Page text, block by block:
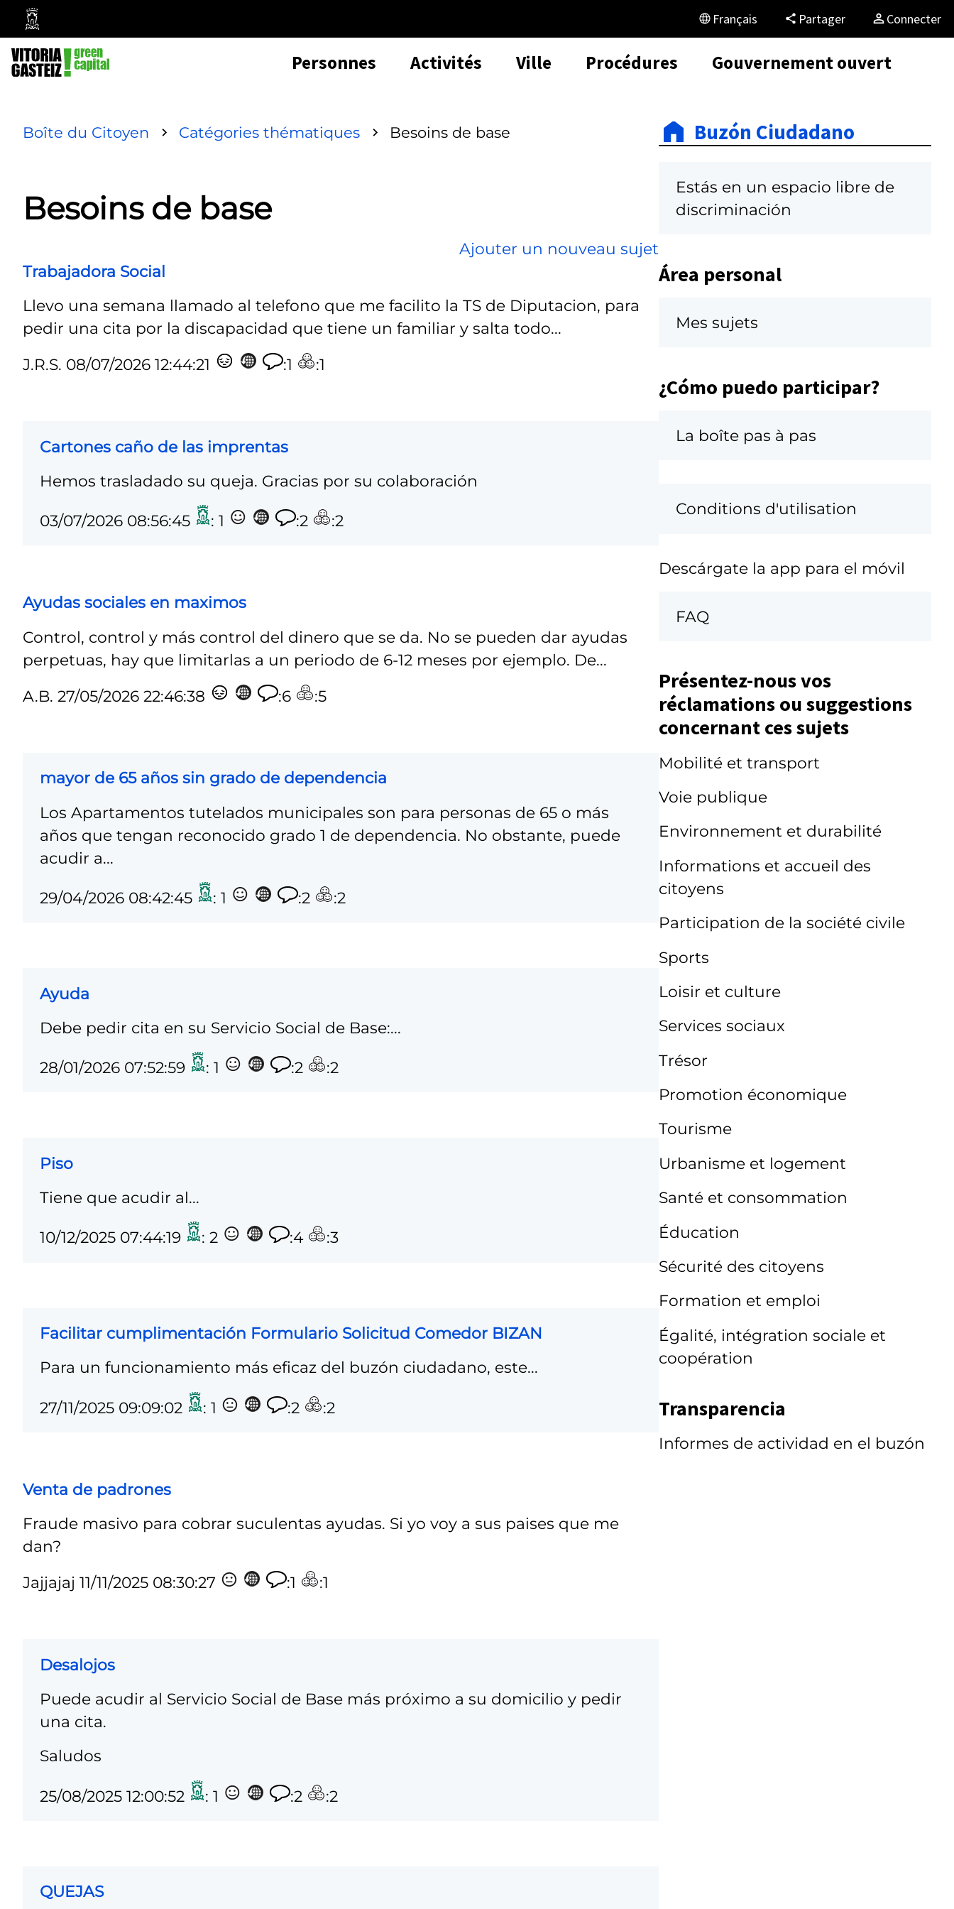
Mairie
de
Vitoria-
Gasteiz
Français Partager Connecter
Personnes Activités Ville Procédures Gouvernement ouvert
Boîte du Citoyen Catégories thématiques Besoins de base
Besoins de base
Ajouter un nouveau sujet
Trabajadora Social
Llevo una semana llamado al telefono que me facilito la TS de Diputacion, para
pedir una cita por la discapacidad que tiene un familiar y salta todo...
J.R.S. 08/07/2026 12:44:21 :1 :1
Cartones caño de las imprentas
Hemos trasladado su queja. Gracias por su colaboración
03/07/2026 08:56:45 : 1 :2 :2
Ayudas sociales en maximos
Control, control y más control del dinero que se da. No se pueden dar ayudas
perpetuas, hay que limitarlas a un periodo de 6-12 meses por ejemplo. De...
A.B. 27/05/2026 22:46:38 :6 :5
mayor de 65 años sin grado de dependencia
Los Apartamentos tutelados municipales son para personas de 65 o más
años que tengan reconocido grado 1 de dependencia. No obstante, puede
acudir a...
29/04/2026 08:42:45 : 1 :2 :2
Ayuda
Debe pedir cita en su Servicio Social de Base:...
28/01/2026 07:52:59 : 1 :2 :2
Piso
Tiene que acudir al...
10/12/2025 07:44:19 : 2 :4 :3
Facilitar cumplimentación Formulario Solicitud Comedor BIZAN
Para un funcionamiento más eficaz del buzón ciudadano, este...
27/11/2025 09:09:02 : 1 :2 :2
Venta de padrones
Fraude masivo para cobrar suculentas ayudas. Si yo voy a sus paises que me
dan?
Jajjajaj 11/11/2025 08:30:27 :1 :1
Desalojos
Puede acudir al Servicio Social de Base más próximo a su domicilio y pedir
una cita.
Saludos
25/08/2025 12:00:52 : 1 :2 :2
QUEJAS
Buzón Ciudadano
Estás en un espacio libre de
discriminación
Área personal
Mes sujets
¿Cómo puedo participar?
La boîte pas à pas
Conditions d'utilisation
Descárgate la app para el móvil
FAQ
Présentez-nous vos
réclamations ou suggestions
concernant ces sujets
Mobilité et transport
Voie publique
Environnement et durabilité
Informations et accueil des
citoyens
Participation de la société civile
Sports
Loisir et culture
Services sociaux
Trésor
Promotion économique
Tourisme
Urbanisme et logement
Santé et consommation
Éducation
Sécurité des citoyens
Formation et emploi
Égalité, intégration sociale et
coopération
Transparencia
Informes de actividad en el buzón